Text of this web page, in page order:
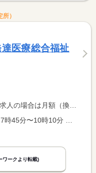
）
医療総合福祉
ト求人の場合は時間額を表示しています。
ワークより転載)